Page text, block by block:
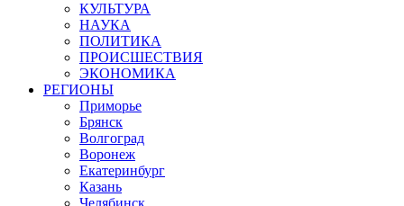
КУЛЬТУРА
НАУКА
ПОЛИТИКА
ПРОИСШЕСТВИЯ
ЭКОНОМИКА
РЕГИОНЫ
Приморье
Брянск
Волгоград
Воронеж
Екатеринбург
Казань
Челябинск